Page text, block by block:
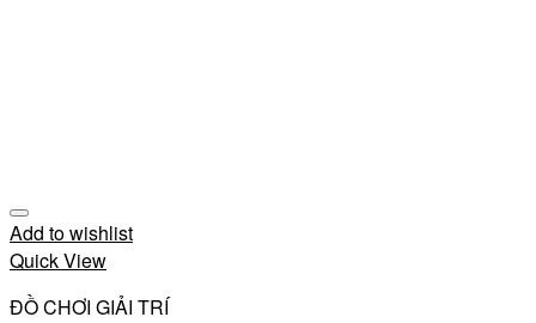
Add to wishlist
Quick View
ĐỒ CHƠI GIẢI TRÍ